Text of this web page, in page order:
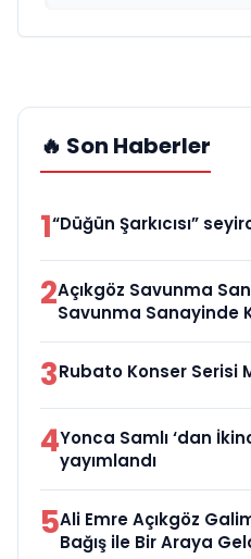
🔥 Son Haberler
1“Düğün Şarkıcısı”
2Açıkgöz Savunma
Savunma Sanayinde
3Rubato Konser Serisi
4Yonca Samlı ‘dan
yayımlandı
5Ali Emre Açıkgöz
Bağış ile Bir Araya